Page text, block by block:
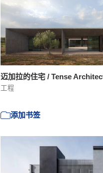
迈加拉的住宅 / Tense
工程
添加书签